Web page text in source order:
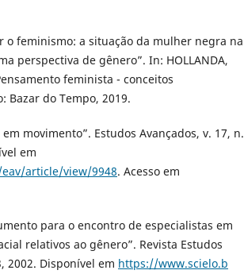
o feminismo: a situação da mulher negra na
perspectiva de gênero”. In: HOLLANDA,
feminista - conceitos
Bazar do Tempo, 2019.
movimento”. Estudos Avançados, v. 17, n.
em
article/view/9948. Acesso em
para o encontro de especialistas em
relativos ao gênero”. Revista Estudos
2002. Disponível em https://www.scielo.b